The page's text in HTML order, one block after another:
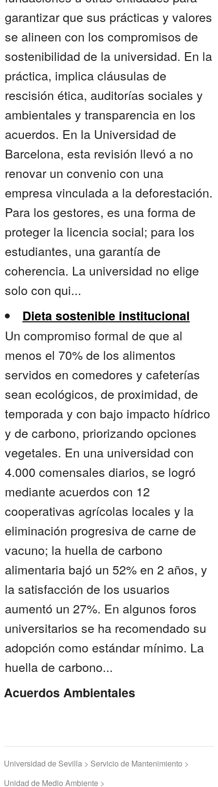
garantizar que sus prácticas y valores
se alineen con los compromisos de
sostenibilidad de la universidad. En la
práctica, implica cláusulas de
rescisión ética, auditorías sociales y
ambientales y transparencia en los
acuerdos. En la Universidad de
Barcelona, esta revisión llevó a no
renovar un convenio con una
empresa vinculada a la deforestación.
Para los gestores, es una forma de
proteger la licencia social; para los
estudiantes, una garantía de
coherencia. La universidad no elige
solo con qui...
Dieta sostenible institucional
Un compromiso formal de que al
menos el 70% de los alimentos
servidos en comedores y cafeterías
sean ecológicos, de proximidad, de
temporada y con bajo impacto hídrico
y de carbono, priorizando opciones
vegetales. En una universidad con
4.000 comensales diarios, se logró
mediante acuerdos con 12
cooperativas agrícolas locales y la
eliminación progresiva de carne de
vacuno; la huella de carbono
alimentaria bajó un 52% en 2 años, y
la satisfacción de los usuarios
aumentó un 27%. En algunos foros
universitarios se ha recomendado su
adopción como estándar mínimo. La
huella de carbono...
Acuerdos Ambientales
Universidad de Sevilla > Servicio de Mantenimiento >
Unidad de Medio Ambiente >